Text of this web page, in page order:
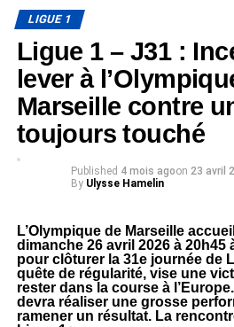
LIGUE 1
Ligue 1 – J31 :
lever à
Marseille contre
toujours touché
Published 4 mois agoon 23 avril
By Ulysse Hamelin
L’Olympique de Marseille
dimanche 26 avril 2026 à 20h45
pour clôturer la 31e journée de
quête de régularité, vise une
rester dans la course à
devra réaliser une grosse
ramener un résultat. La